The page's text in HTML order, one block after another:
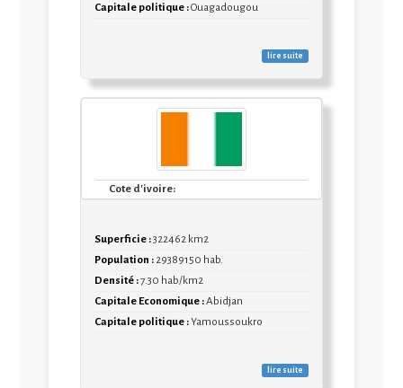
Capitale politique :Ouagadougou
lire suite
Cote d'ivoire:
Superficie :322462 km2
Population : 29389150 hab.
Densité :7.30 hab/km2
Capitale Economique :Abidjan
Capitale politique :Yamoussoukro
lire suite